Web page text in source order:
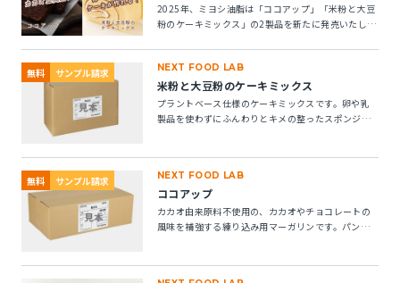
2025年、ミヨシ油脂は「ココアップ」「米粉と大豆
粉のケーキミックス」の2製品を新たに発売いたしま
無料 サンプル請求 NEXT FOOD LAB
米粉と大豆粉のケーキミックス
プラントベース仕様のケーキミックスです。卵や乳
製品を使わずにふんわりとキメの整ったスポンジケ
無料 サンプル請求 NEXT FOOD LAB
ココアップ
カカオ由来原料不使用の、カカオやチョコレートの
風味を補強する練り込み用マーガリンです。パン・